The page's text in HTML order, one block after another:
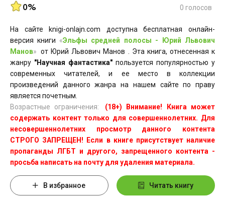
0% 0 голосов
На сайте knigi-onlajn.com доступна бесплатная онлайн-
версия книги «Эльфы средней полосы - Юрий Львович
Манов» от Юрий Львович Манов . Эта книга, отнесенная к
жанру "Научная фантастика" пользуется популярностью у
современных читателей, и ее место в коллекции
произведений данного жанра на нашем сайте по праву
является почетным.
Возрастные ограничения:
(18+) Внимание! Книга может
содержать контент только для совершеннолетних. Для
несовершеннолетних просмотр данного контента
СТРОГО ЗАПРЕЩЕН! Если в книге присутствует наличие
пропаганды ЛГБТ и другого, запрещенного контента -
просьба написать на почту для удаления материала.
В избранное Читать книгу